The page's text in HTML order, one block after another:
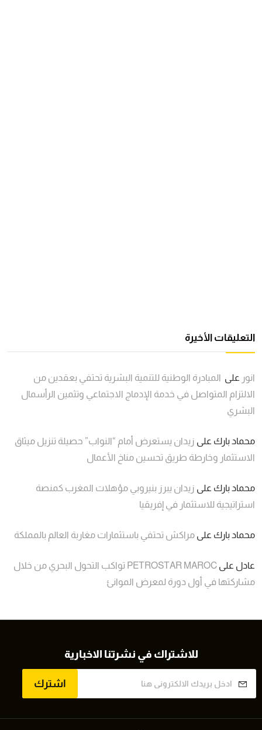
التعليقات الأخيرة
انور على المبادرة الوطنية للتنمية البشرية تحتفي بعقدين من
الالتزام المتواصل في خدمة الإدماج الاجتماعي وتثمين الرأسمال
البشري
محماد بارك على زيدان يستعرض أمام “النواب” حصيلة تنزيل ميثاق
الاستثمار وخارطة طريق تحسين مناخ الأعمال
محماد بارك على زيدان يبرز بنيروبي مؤهلات المغرب كمنصة
استراتيجية للاستثمار في إفريقيا
محماد بارك على مراكش تحتفي باستثمارات مغاربة العالم بالمملكة
عادل على
PETROSTAR MAROC تواكب التحول البحري من خلال
مشاركتها في أول دورة لمعرض الموانئ
للاشتراك في نشرتنا الاخبارية
اشترك